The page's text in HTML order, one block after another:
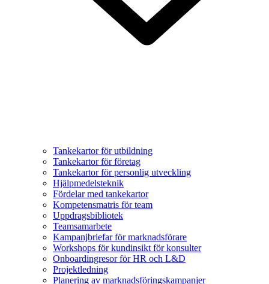
Tankekartor för utbildning
Tankekartor för företag
Tankekartor för personlig utveckling
Hjälpmedelsteknik
Fördelar med tankekartor
Kompetensmatris för team
Uppdragsbibliotek
Teamsamarbete
Kampanjbriefar för marknadsförare
Workshops för kundinsikt för konsulter
Onboardingresor för HR och L&D
Projektledning
Planering av marknadsföringskampanjer